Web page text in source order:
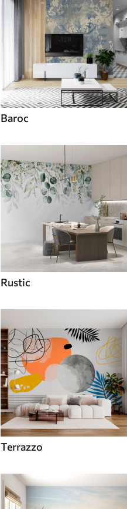
Baroc
Rustic
Terrazzo